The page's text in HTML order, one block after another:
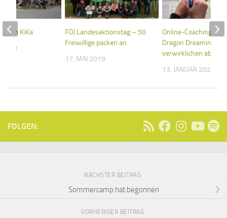
FÖJ Landesaktionstag – 50
Freiwillige packen an
17. MAI 2019
Online-Coaching-
Dragon Dreaming
verwirklichen ab
13. JANUAR 2022
im KiKa
2018
FOLGEN:
NÄCHSTER BEITRAG
Sommercamp hat begonnen
VORHERIGER BEITRAG